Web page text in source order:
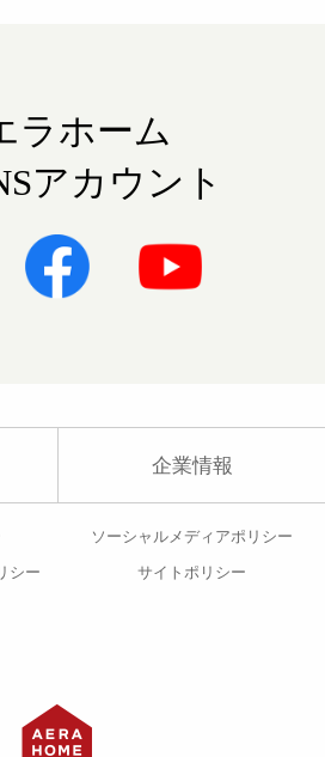
ラホーム
アカウント
企業情報
ソーシャルメディアポリシー
シー サイトポリシー